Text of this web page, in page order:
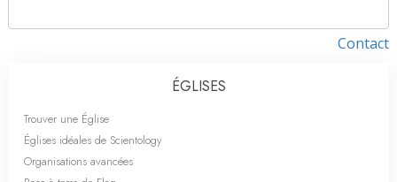
Contact
ÉGLISES
Trouver une Église
Églises idéales de Scientology
Organisations avancées